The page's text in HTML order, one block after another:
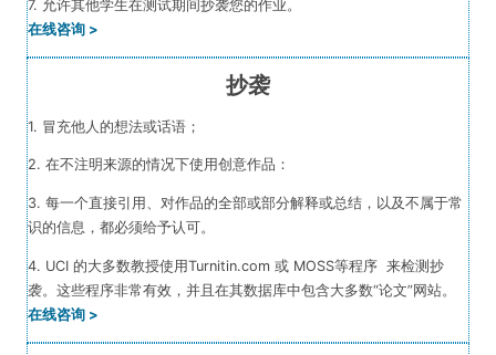
7. 允许其他学生在测试期间抄袭您的作业。
在线咨询 >
抄袭
1. 冒充他人的想法或话语；
2. 在不注明来源的情况下使用创意作品：
3. 每一个直接引用、对作品的全部或部分解释或总结，以及不属于常
识的信息，都必须给予认可。
4. UCI 的大多数教授使用Turnitin.com 或 MOSS等程序 来检测抄
袭。这些程序非常有效，并且在其数据库中包含大多数“论文”网站。
在线咨询 >